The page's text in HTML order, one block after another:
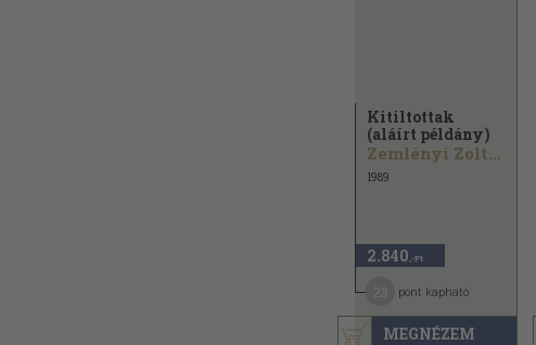
MEGNÉZEM
Kitiltottak
(aláírt példány)
Zemlényi Zoltán
1989
2.840 ,-Ft
pont kapható